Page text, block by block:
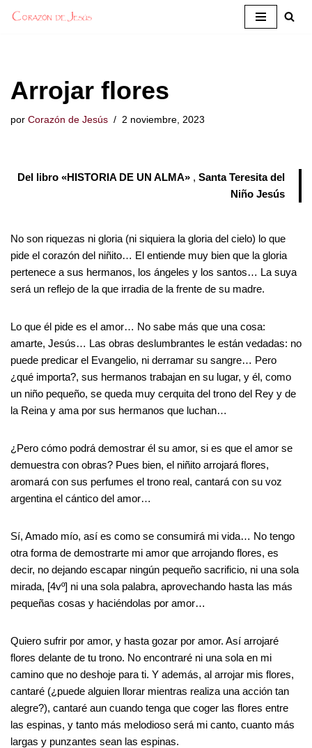
Arrojar flores
por Corazón de Jesús 2 noviembre, 2023
Del libro «HISTORIA DE UN ALMA» , Santa Teresita del
Niño Jesús
No son riquezas ni gloria (ni siquiera la gloria del cielo) lo que
pide el corazón del niñito… El entiende muy bien que la gloria
pertenece a sus hermanos, los ángeles y los santos… La suya
será un reflejo de la que irradia de la frente de su madre.
Lo que él pide es el amor… No sabe más que una cosa:
amarte, Jesús… Las obras deslumbrantes le están vedadas: no
puede predicar el Evangelio, ni derramar su sangre… Pero
¿qué importa?, sus hermanos trabajan en su lugar, y él, como
un niño pequeño, se queda muy cerquita del trono del Rey y de
la Reina y ama por sus hermanos que luchan…
¿Pero cómo podrá demostrar él su amor, si es que el amor se
demuestra con obras? Pues bien, el niñito arrojará flores,
aromará con sus perfumes el trono real, cantará con su voz
argentina el cántico del amor…
Sí, Amado mío, así es como se consumirá mi vida… No tengo
otra forma de demostrarte mi amor que arrojando flores, es
decir, no dejando escapar ningún pequeño sacrificio, ni una sola
mirada, [4vº] ni una sola palabra, aprovechando hasta las más
pequeñas cosas y haciéndolas por amor…
Quiero sufrir por amor, y hasta gozar por amor. Así arrojaré
flores delante de tu trono. No encontraré ni una sola en mi
camino que no deshoje para ti. Y además, al arrojar mis flores,
cantaré (¿puede alguien llorar mientras realiza una acción tan
alegre?), cantaré aun cuando tenga que coger las flores entre
las espinas, y tanto más melodioso será mi canto, cuanto más
largas y punzantes sean las espinas.